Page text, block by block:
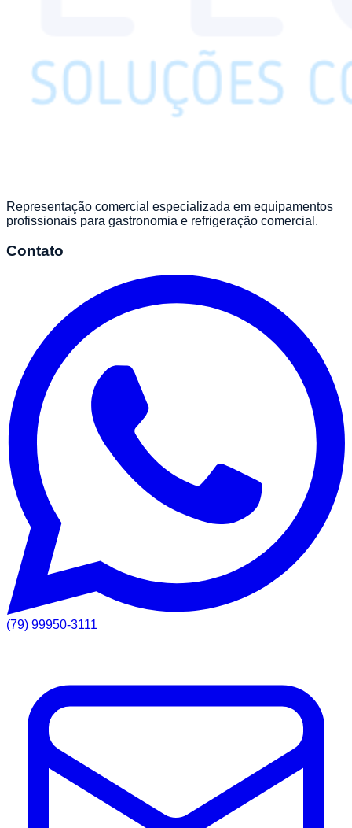
Representação comercial especializada em equipamentos
profissionais para gastronomia e refrigeração comercial.
Contato
(79) 99950-3111